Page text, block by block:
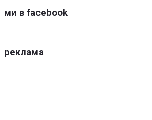
ми в facebook
реклама